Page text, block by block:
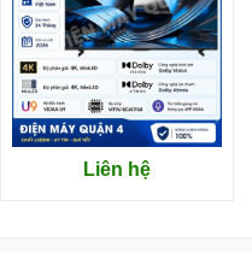
77C4PSAOLED
Liên hệ